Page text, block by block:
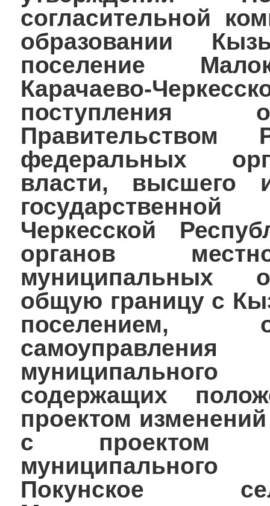
согласительной
образовании
поселение
Карачаево-
поступления
Правительством
федеральных
власти, высшего
Черкесской
органов
муниципальных
общую границу с
поселением,
содержащих
проектом
с проектом
Покунское